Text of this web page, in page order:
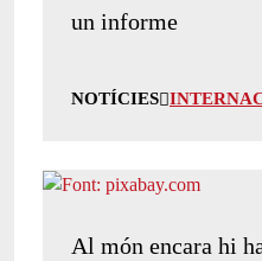
un informe
NOTÍCIES
Al món encara hi